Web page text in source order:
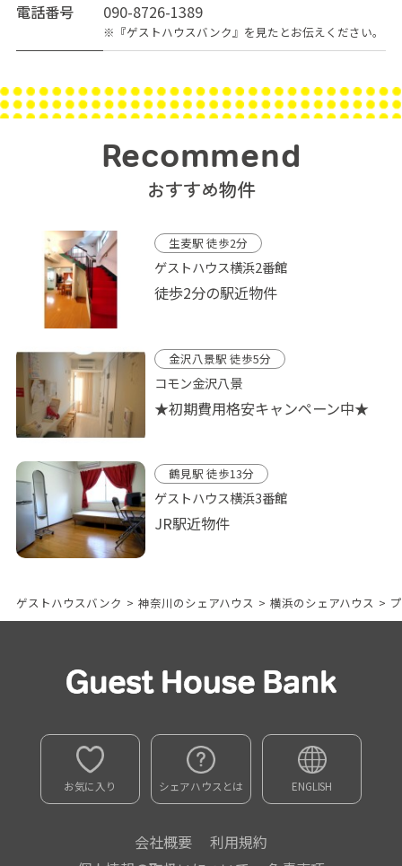
電話番号
090-8726-1389
※『ゲストハウスバンク』を見たとお伝えください。
Recommend
おすすめ物件
生麦駅 徒歩2分
ゲストハウス横浜2番館
徒歩2分の駅近物件
金沢八景駅 徒歩5分
コモン金沢八景
★初期費用格安キャンペーン中★
鶴見駅 徒歩13分
ゲストハウス横浜3番館
JR駅近物件
ゲストハウスバンク > 神奈川のシェアハウス > 横浜のシェアハウス >
お気に入り シェアハウスとは ENGLISH
会社概要
利用規約